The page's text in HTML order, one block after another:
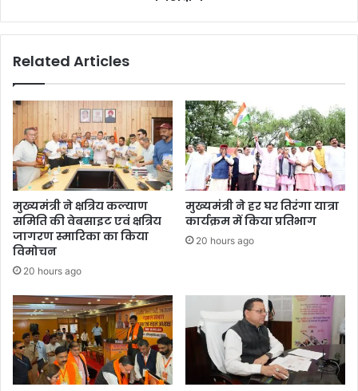
Related Articles
मुख्यमंत्री ने क्षत्रिय कल्याण
समिति की वेबसाइट एवं क्षत्रिय
जागरण स्मारिका का किया
विमोचन
20 hours ago
मुख्यमंत्री ने हर घर तिरंगा यात्रा
कार्यक्रम में किया प्रतिभाग
20 hours ago